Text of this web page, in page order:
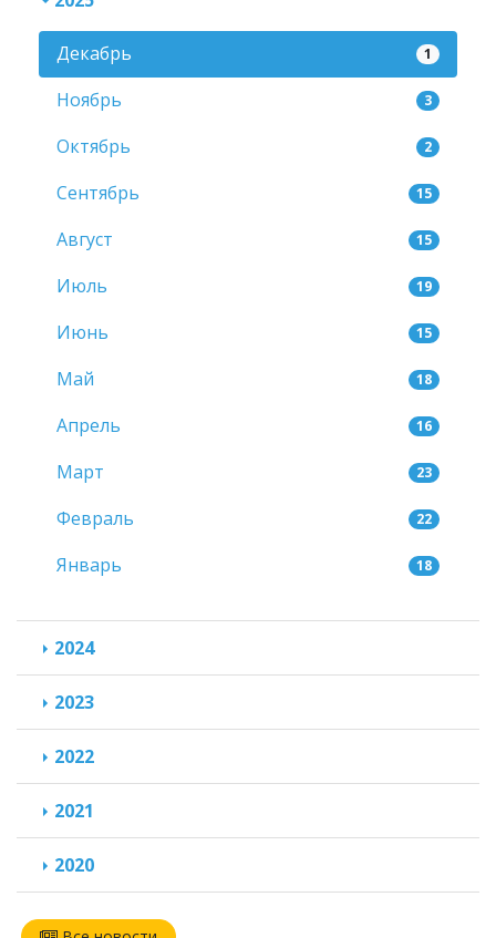
Декабрь 1
Ноябрь 3
Октябрь 2
Сентябрь 15
Август 15
Июль 19
Июнь 15
Май 18
Апрель 16
Март 23
Февраль 22
Январь 18
2024
2023
2022
2021
2020